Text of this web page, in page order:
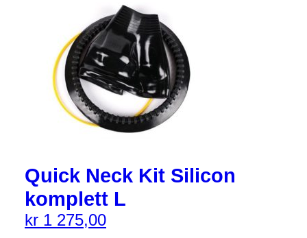
Quick Neck Kit Silicon
komplett L
kr 1 275,00